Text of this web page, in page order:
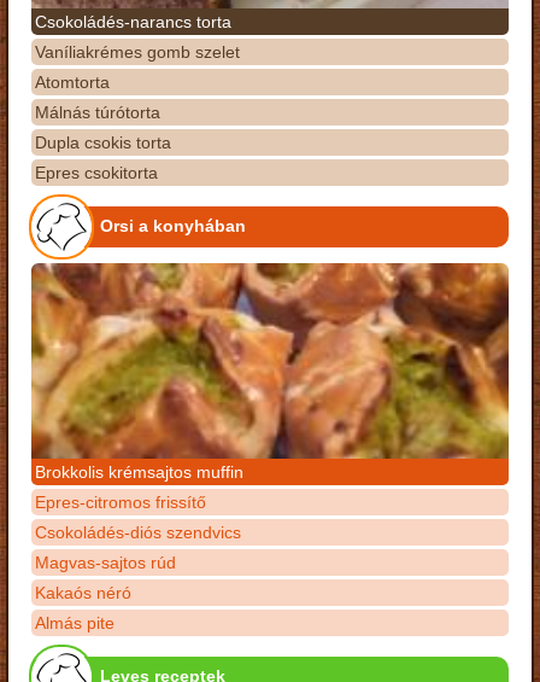
Csokoládés-narancs torta
Vaníliakrémes gomb szelet
Atomtorta
Málnás túrótorta
Dupla csokis torta
Epres csokitorta
Orsi a konyhában
Brokkolis krémsajtos muffin
Epres-citromos frissítő
Csokoládés-diós szendvics
Magvas-sajtos rúd
Kakaós néró
Almás pite
Leves receptek